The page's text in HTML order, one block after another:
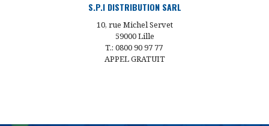
S.P.I DISTRIBUTION SARL
10, rue Michel Servet
59000 Lille
T.: 0800 90 97 77
APPEL GRATUIT